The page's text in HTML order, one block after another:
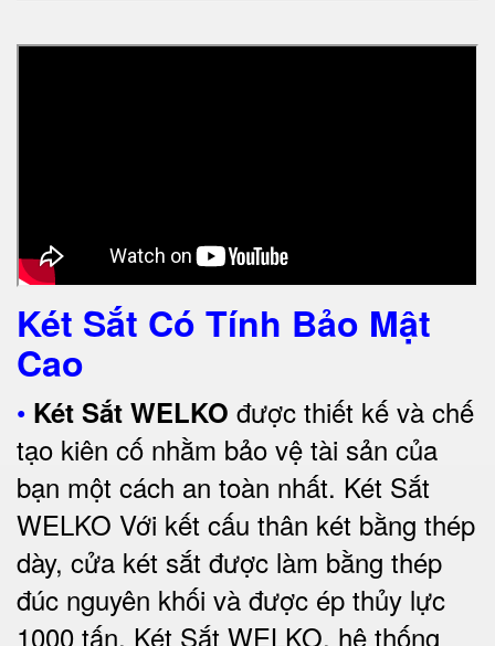
Két Sắt Có Tính Bảo Mật
Cao
• Két Sắt WELKO được thiết kế và chế
tạo kiên cố nhằm bảo vệ tài sản của
bạn một cách an toàn nhất. Két Sắt
WELKO Với kết cấu thân két bằng thép
dày, cửa két sắt được làm bằng thép
đúc nguyên khối và được ép thủy lực
1000 tấn. Két Sắt WELKO, hệ thống